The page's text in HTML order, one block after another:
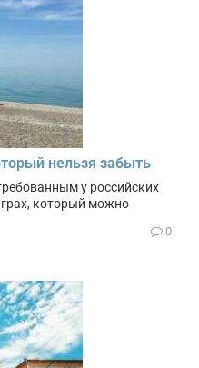
нельзя забыть
у российских
который можно
0